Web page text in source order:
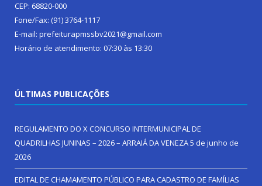
CEP: 68820-000
Fone/Fax: (91) 3764-1117
E-mail: prefeiturapmssbv2021@gmail.com
Horário de atendimento: 07:30 às 13:30
ÚLTIMAS PUBLICAÇÕES
REGULAMENTO DO X CONCURSO INTERMUNICIPAL DE
QUADRILHAS JUNINAS – 2026 – ARRAIÁ DA VENEZA5 de junho de
2026
EDITAL DE CHAMAMENTO PÚBLICO PARA CADASTRO DE FAMÍLIAS